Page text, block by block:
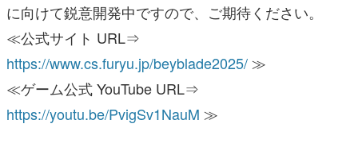
に向けて鋭意開発中ですので、ご期待ください。
≪公式サイト URL⇒
https://www.cs.furyu.jp/beyblade2025/ ≫
≪ゲーム公式 YouTube URL⇒
https://youtu.be/PvigSv1NauM ≫